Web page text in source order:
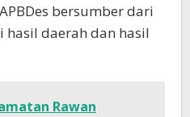
bersumber dari
hasil daerah dan hasil
Rawan